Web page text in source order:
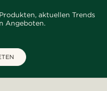
aktuellen Trends
Angeboten.